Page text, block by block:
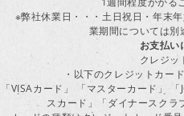
※弊社休業日・・・土日祝日・年末
業期間については別
お支払い
クレジッ
・以下のクレジットカー
「VISAカード」 「マスターカード」
スカード」「ダイナースク